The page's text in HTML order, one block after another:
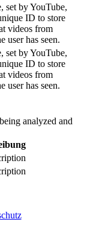
set by YouTube,
ID to store
videos from
user has seen.
set by YouTube,
ID to store
videos from
user has seen.
analyzed and